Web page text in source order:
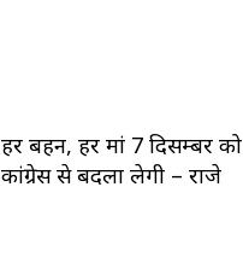
हर बहन, हर मां 7 दिसम्बर को
कांग्रेस से बदला लेगी – राजे